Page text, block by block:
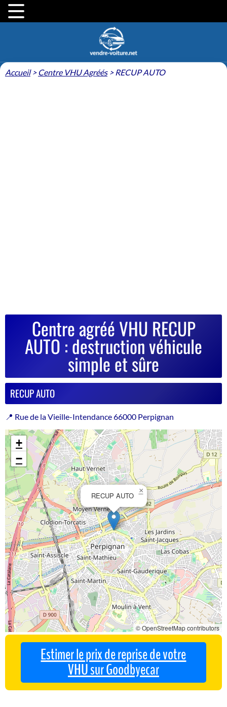
Accueil> Centre VHU Agréés> RECUP AUTO
Centre agréé VHU RECUP
AUTO : destruction véhicule
simple et sûre
RECUP AUTO
📍 Rue de la Vieille-Intendance 66000 Perpignan
RECUP AUTO
×
+
−
© OpenStreetMap contributors
Estimer le prix de reprise de votre
VHU sur Goodbyecar